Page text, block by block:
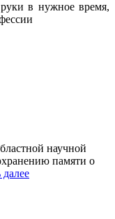
в нужное время,
научной
памяти о
далее